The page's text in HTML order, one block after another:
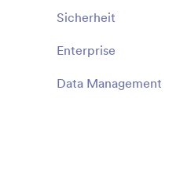
Features
Sicherheit
Features
Enterprise
Features
Data Management